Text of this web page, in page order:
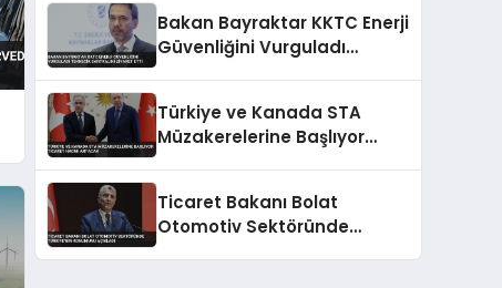
Bakan Bayraktar KKTC Enerji
Güvenliğini Vurguladı
Türkiye ve Kanada STA
Müzakerelerine Başlıyor
Ticaret Bakanı Bolat
Otomotiv Sektöründe